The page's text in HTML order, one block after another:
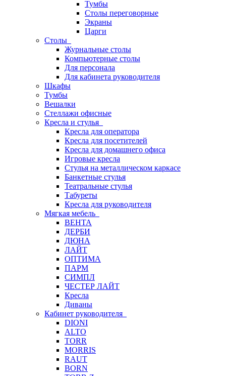
Тумбы
Столы переговорные
Экраны
Царги
Столы
Журнальные столы
Компьютерные столы
Для персонала
Для кабинета руководителя
Шкафы
Тумбы
Вешалки
Стеллажи офисные
Кресла и стулья
Кресла для оператора
Кресла для посетителей
Кресла для домашнего офиса
Игровые кресла
Стулья на металлическом каркасе
Банкетные стулья
Театральные стулья
Табуреты
Кресла для руководителя
Мягкая мебель
ВЕНТА
ДЕРБИ
ДЮНА
ЛАЙТ
ОПТИМА
ПАРМ
СИМПЛ
ЧЕСТЕР ЛАЙТ
Кресла
Диваны
Кабинет руководителя
DIONI
ALTO
TORR
MORRIS
RAUT
BORN